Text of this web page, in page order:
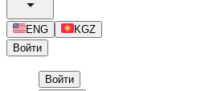
ENG
KGZ
Войти
Войти